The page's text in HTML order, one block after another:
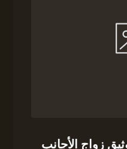
زواج الأجانب